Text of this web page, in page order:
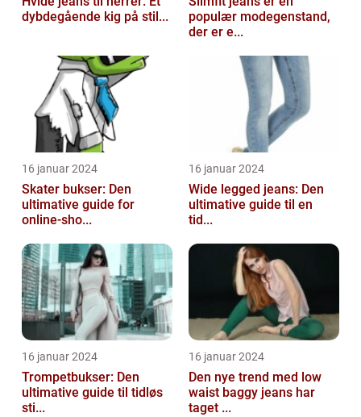
dybdegående kig på stil...
populær modegenstand,
der er e...
16 januar 2024
Skater bukser: Den
ultimative guide for
online-sho...
16 januar 2024
Wide legged jeans: Den
ultimative guide til en
tid...
16 januar 2024
Trompetbukser: Den
ultimative guide til tidløs
sti...
16 januar 2024
Den nye trend med low
waist baggy jeans har
taget ...